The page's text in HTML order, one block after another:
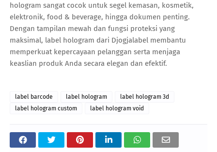
hologram sangat cocok untuk segel kemasan, kosmetik,
elektronik, food & beverage, hingga dokumen penting.
Dengan tampilan mewah dan fungsi proteksi yang
maksimal, label hologram dari Djogjalabel membantu
memperkuat kepercayaan pelanggan serta menjaga
keaslian produk Anda secara elegan dan efektif.
label barcode label hologram
label hologram 3d
label hologram custom
label hologram void